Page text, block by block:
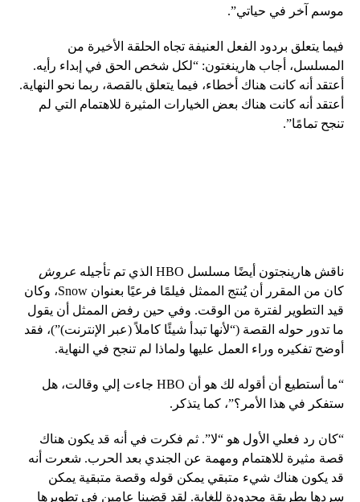
موسم آخر في حياتي”.
فيما يتعلق بردود الفعل العنيفة تجاه الحلقة الأخيرة من
المسلسل، أجاب هارينغتون: “لكل شخص الحق في إبداء رأيه.
أعتقد أنه كانت هناك أخطاء، فيما يتعلق بالقصة، ربما نحو النهاية.
أعتقد أنه كانت هناك بعض الخيارات المثيرة للاهتمام التي لم
تنجح تمامًا”.
ناقش هارينجتون أيضًا مسلسل HBO الذي تم تأجيله
عروش
كان من المقرر أن يُنتج الممثل فيلمًا فرعيًا بعنوان Snow، وكان
قيد التطوير لفترة من الوقت. وفي حين رفض الممثل أن يقول
ما تدور حوله القصة (“لأنها تبدأ شيئًا كاملاً (عبر الإنترنت)”)، فقد
أوضح تفكيره وراء العمل عليها ولماذا لم تنجح في النهاية.
“ما أستطيع أن أقوله لك هو أن HBO جاءت إلي وقالت، هل
ستفكر في هذا الأمر؟”، كما يتذكر.
“كان رد فعلي الأول هو “لا”. ثم فكرت في أنه قد يكون هناك
قصة مثيرة للاهتمام ومهمة عن الجندي بعد الحرب. شعرت أنه
قد يكون هناك شيء متبقي يمكن قوله وقصة متبقية يمكن
سردها بطريقة محدودة للغاية. لقد قضينا عامين في تطويرها